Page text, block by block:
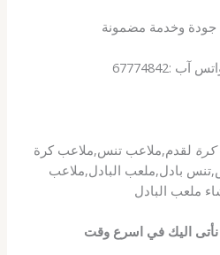
وخدمة مضمونة
:67774842
كرة لقدم,ملاعب تنس,ملاعب كرة
بادل,ملعب البادل,ملاعب
ملعب البادل
نأتى اليك في اسرع وقت